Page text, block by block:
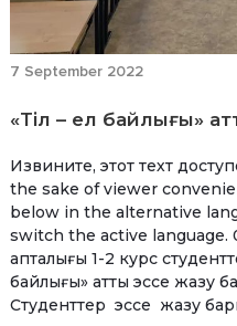
7 September 2022
«Тіл – ел байлығы»
Извините, этот техт
the sake of viewer
below in the alternative
switch the active language.
апталығы 1-2 курс
байлығы» атты эссе жазу
Студенттер эссе жазу